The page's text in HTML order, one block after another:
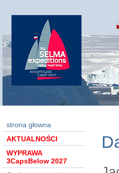
strona głowna
AKTUALNOŚCI
WYPRAWA
3CapsBelow 2027